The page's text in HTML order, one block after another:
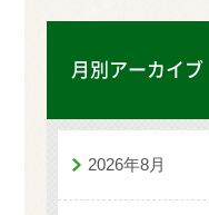
月別アーカイブ
2026年8月